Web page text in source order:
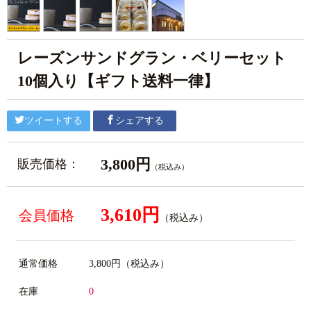
レーズンサンドグラン・ベリーセット
10個入り【ギフト送料一律】
ツイートする シェアする
販売価格： 3,800円 （税込み）
会員価格 3,610円 （税込み）
通常価格 3,800円 （税込み）
在庫 0